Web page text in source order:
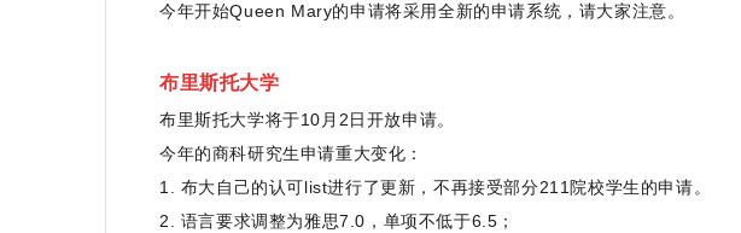
今年开始Queen Mary的申请将采用全新的申请系统，请大家注意。
布里斯托大学
布里斯托大学将于10月2日开放申请。
今年的商科研究生申请重大变化：
1. 布大自己的认可list进行了更新，不再接受部分211院校学生的申请。
2. 语言要求调整为雅思7.0，单项不低于6.5；